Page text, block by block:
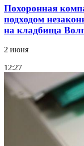
Похоронная
подходом
на кладбища
2 июня
12:27